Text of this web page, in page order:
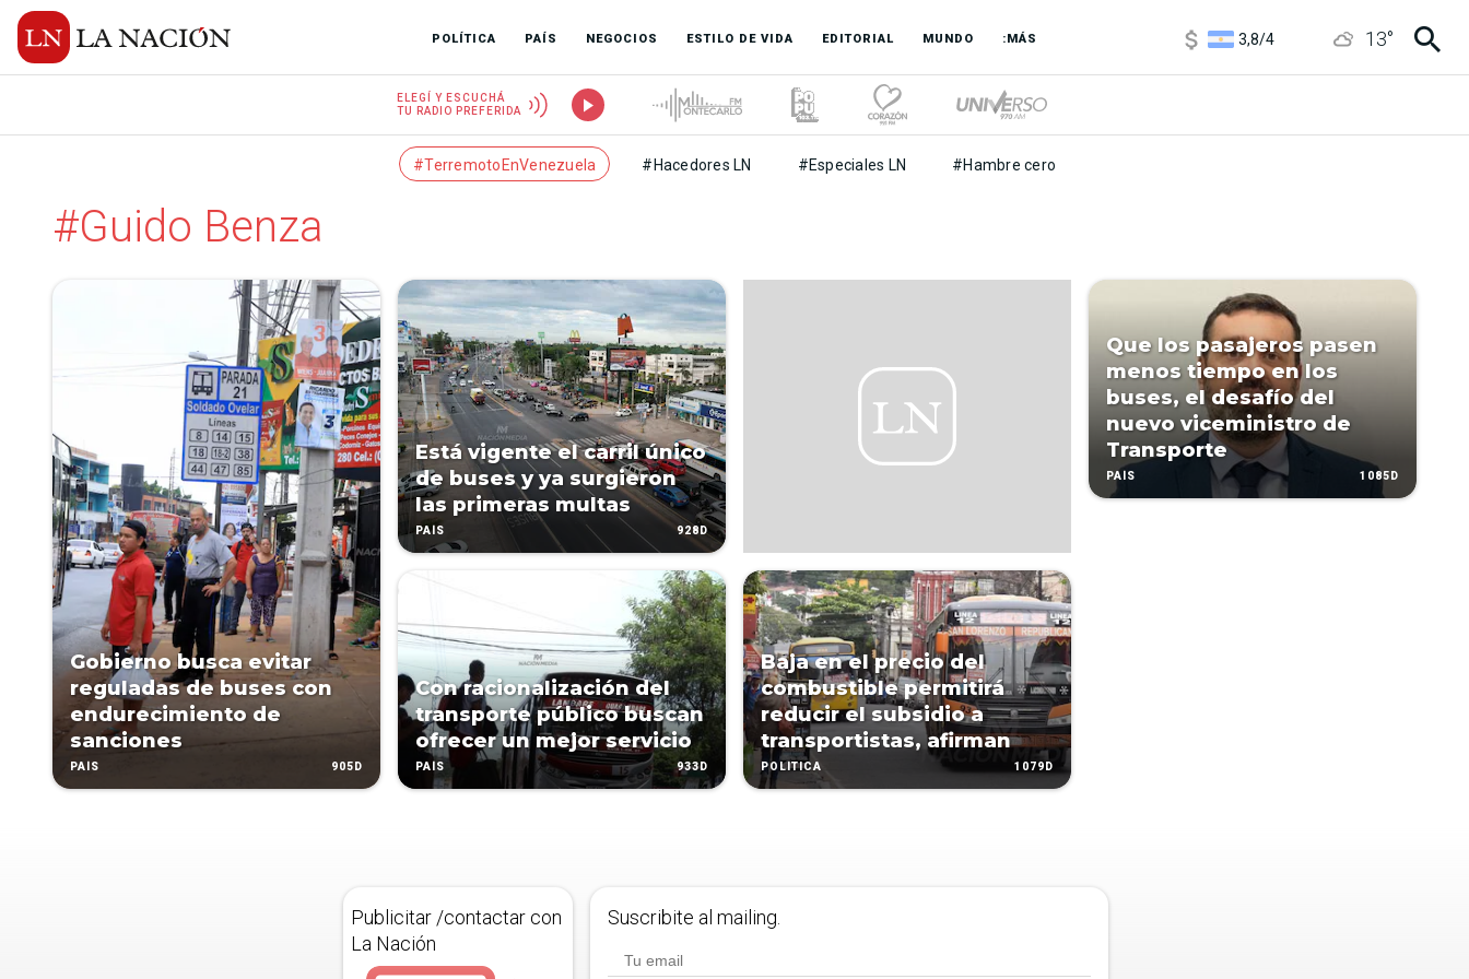
POLÍTICA PAÍS NEGOCIOS ESTILO DE VIDA EDITORIAL MUNDO :MÁS
3,8/4
13°
ELEGÍ Y ESCUCHÁ
TU RADIO PREFERIDA
#TerremotoEnVenezuela #Hacedores LN #Especiales LN #Hambre cero
#Guido Benza
Gobierno busca evitar
reguladas de buses con
endurecimiento de
sanciones
PAÍS 905D
Está vigente el carril único
de buses y ya surgieron
las primeras multas
PAÍS 928D
Con racionalización del
transporte público buscan
ofrecer un mejor servicio
PAÍS 933D
Baja en el precio del
combustible permitirá
reducir el subsidio a
transportistas, afirman
POLÍTICA 1079D
Que los pasajeros pasen
menos tiempo en los
buses, el desafío del
nuevo viceministro de
Transporte
PAÍS 1085D
Publicitar /contactar con
La Nación
Suscribite al mailing.